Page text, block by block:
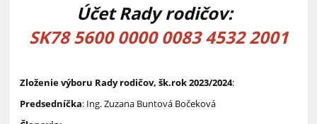
Účet Rady rodičov:
SK78 5600 0000 0083 4532 2001
Zloženie výboru Rady rodičov, šk.rok 2023/2024:
Predsedníčka: Ing. Zuzana Buntová Bočeková